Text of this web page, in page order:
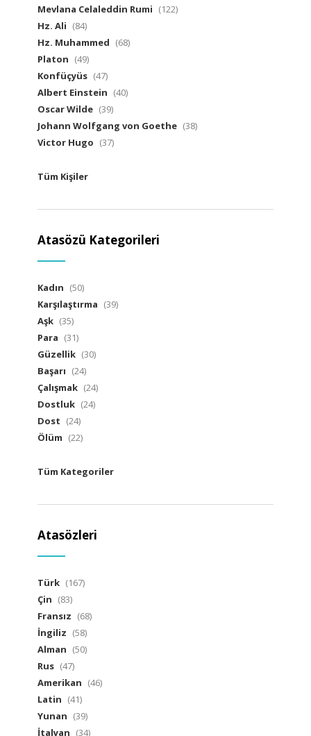
Mevlana Celaleddin Rumi (122)
Hz. Ali (84)
Hz. Muhammed (68)
Platon (49)
Konfüçyüs (47)
Albert Einstein (40)
Oscar Wilde (39)
Johann Wolfgang von Goethe (38)
Victor Hugo (37)
Tüm Kişiler
Atasözü Kategorileri
Kadın (50)
Karşılaştırma (39)
Aşk (35)
Para (31)
Güzellik (30)
Başarı (24)
Çalışmak (24)
Dostluk (24)
Dost (24)
Ölüm (22)
Tüm Kategoriler
Atasözleri
Türk (167)
Çin (83)
Fransız (68)
İngiliz (58)
Alman (50)
Rus (47)
Amerikan (46)
Latin (41)
Yunan (39)
İtalyan (34)